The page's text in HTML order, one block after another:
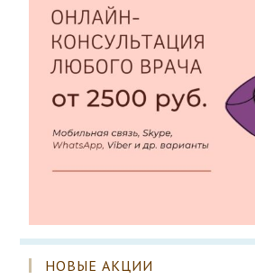
НОВЫЕ АКЦИИ